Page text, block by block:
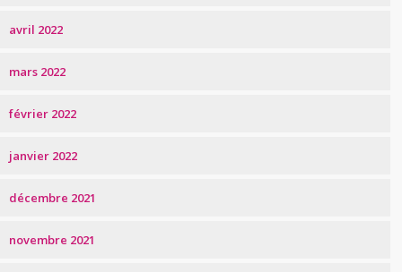
avril 2022
mars 2022
février 2022
janvier 2022
décembre 2021
novembre 2021